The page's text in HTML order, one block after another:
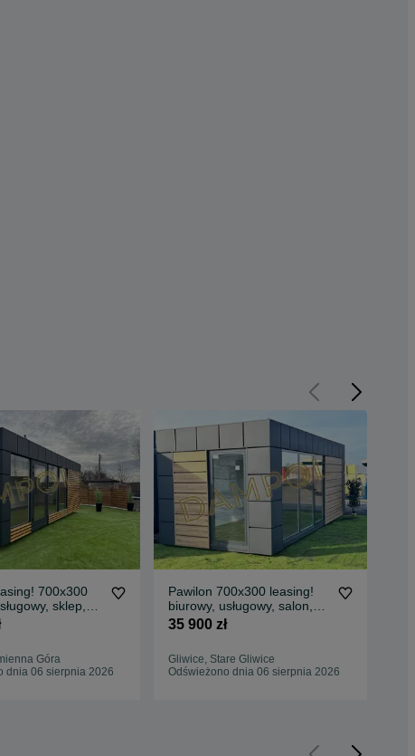
700x300
sklep,
Góra
dnia 06 sierpnia 2026
Pawilon 700x300 leasing!
biurowy, usługowy, salon,
bistro, pracownia
35 900 zł
Gliwice, Stare Gliwice
Odświeżono dnia 06 sierpnia 2026